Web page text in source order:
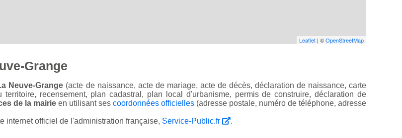
Leaflet | ©OpenStreetMap
Grange
Neuve-Grange (acte de naissance, acte de mariage, acte de décès, déclaration de naissance, carte
recensement, plan cadastral, plan local d'urbanisme, permis de construire, déclaration de
de la mairie en utilisant ses coordonnées officielles (adresse postale, numéro de téléphone, adresse
internet officiel de l'administration française, Service-Public.fr .